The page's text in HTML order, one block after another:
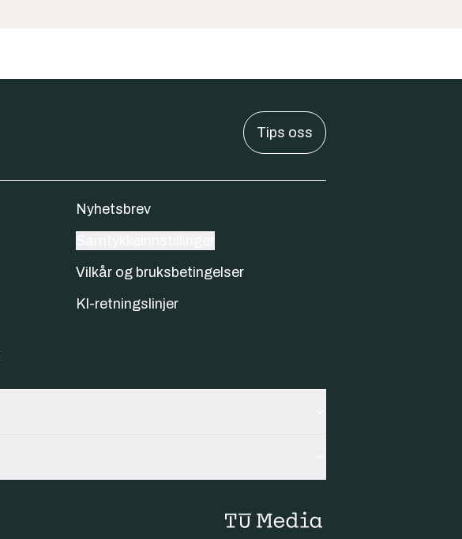
Tips oss
Nyhetsbrev
Vilkår og bruksbetingelser
KI-retningslinjer